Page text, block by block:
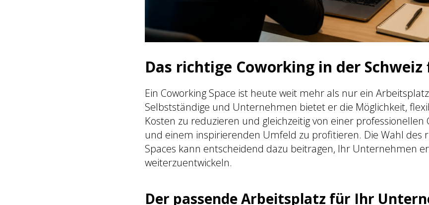
Das richtige Coworking in der Schweiz
Ein Coworking Space ist heute weit mehr als nur ein
Selbstständige und Unternehmen bietet er die Möglichkeit,
Kosten zu reduzieren und gleichzeitig von einer professionellen
und einem inspirierenden Umfeld zu profitieren. Die Wahl des
Spaces kann entscheidend dazu beitragen, Ihr Unternehmen
weiterzuentwickeln.
Der passende Arbeitsplatz für Ihr